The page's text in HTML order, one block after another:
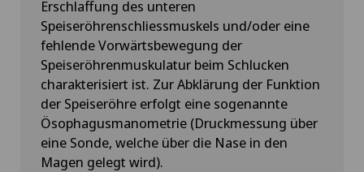
Erschlaffung des unteren
Speiseröhrenschliessmuskels und/oder eine
fehlende Vorwärtsbewegung der
Speiseröhrenmuskulatur beim Schlucken
charakterisiert ist. Zur Abklärung der Funktion
der Speiseröhre erfolgt eine sogenannte
Ösophagusmanometrie (Druckmessung über
eine Sonde, welche über die Nase in den
Magen gelegt wird).